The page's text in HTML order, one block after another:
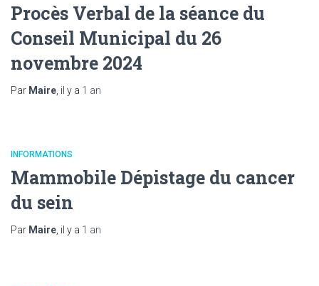
Procès Verbal de la séance du
Conseil Municipal du 26
novembre 2024
Par Maire , il y a 1 an
INFORMATIONS
Mammobile Dépistage du cancer
du sein
Par Maire , il y a 1 an